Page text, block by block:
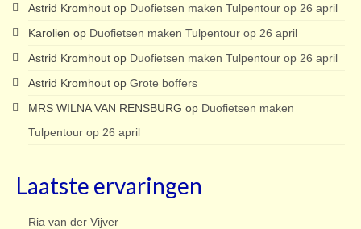
Astrid Kromhout op Duofietsen maken Tulpentour op 26 april
Karolien op Duofietsen maken Tulpentour op 26 april
Astrid Kromhout op Duofietsen maken Tulpentour op 26 april
Astrid Kromhout op Grote boffers
MRS WILNA VAN RENSBURG op Duofietsen maken
Tulpentour op 26 april
Laatste ervaringen
Ria van der Vijver